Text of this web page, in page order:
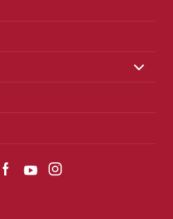
FacebookYouTubeInstagram